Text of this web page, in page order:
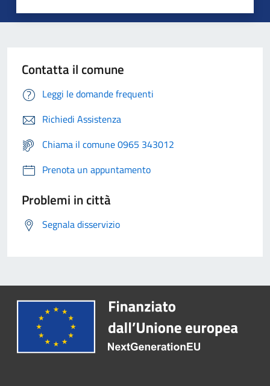
Contatta il comune
Leggi le domande frequenti
Richiedi Assistenza
Chiama il comune 0965 343012
Prenota un appuntamento
Problemi in città
Segnala disservizio